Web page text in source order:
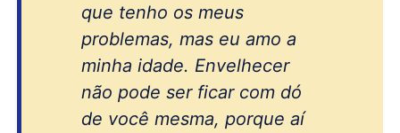
que tenho os meus
problemas, mas eu amo a
minha idade. Envelhecer
não pode ser ficar com dó
de você mesma, porque aí